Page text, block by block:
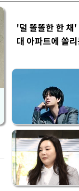
'덜 똘똘한 한
대 아파트에 쏠